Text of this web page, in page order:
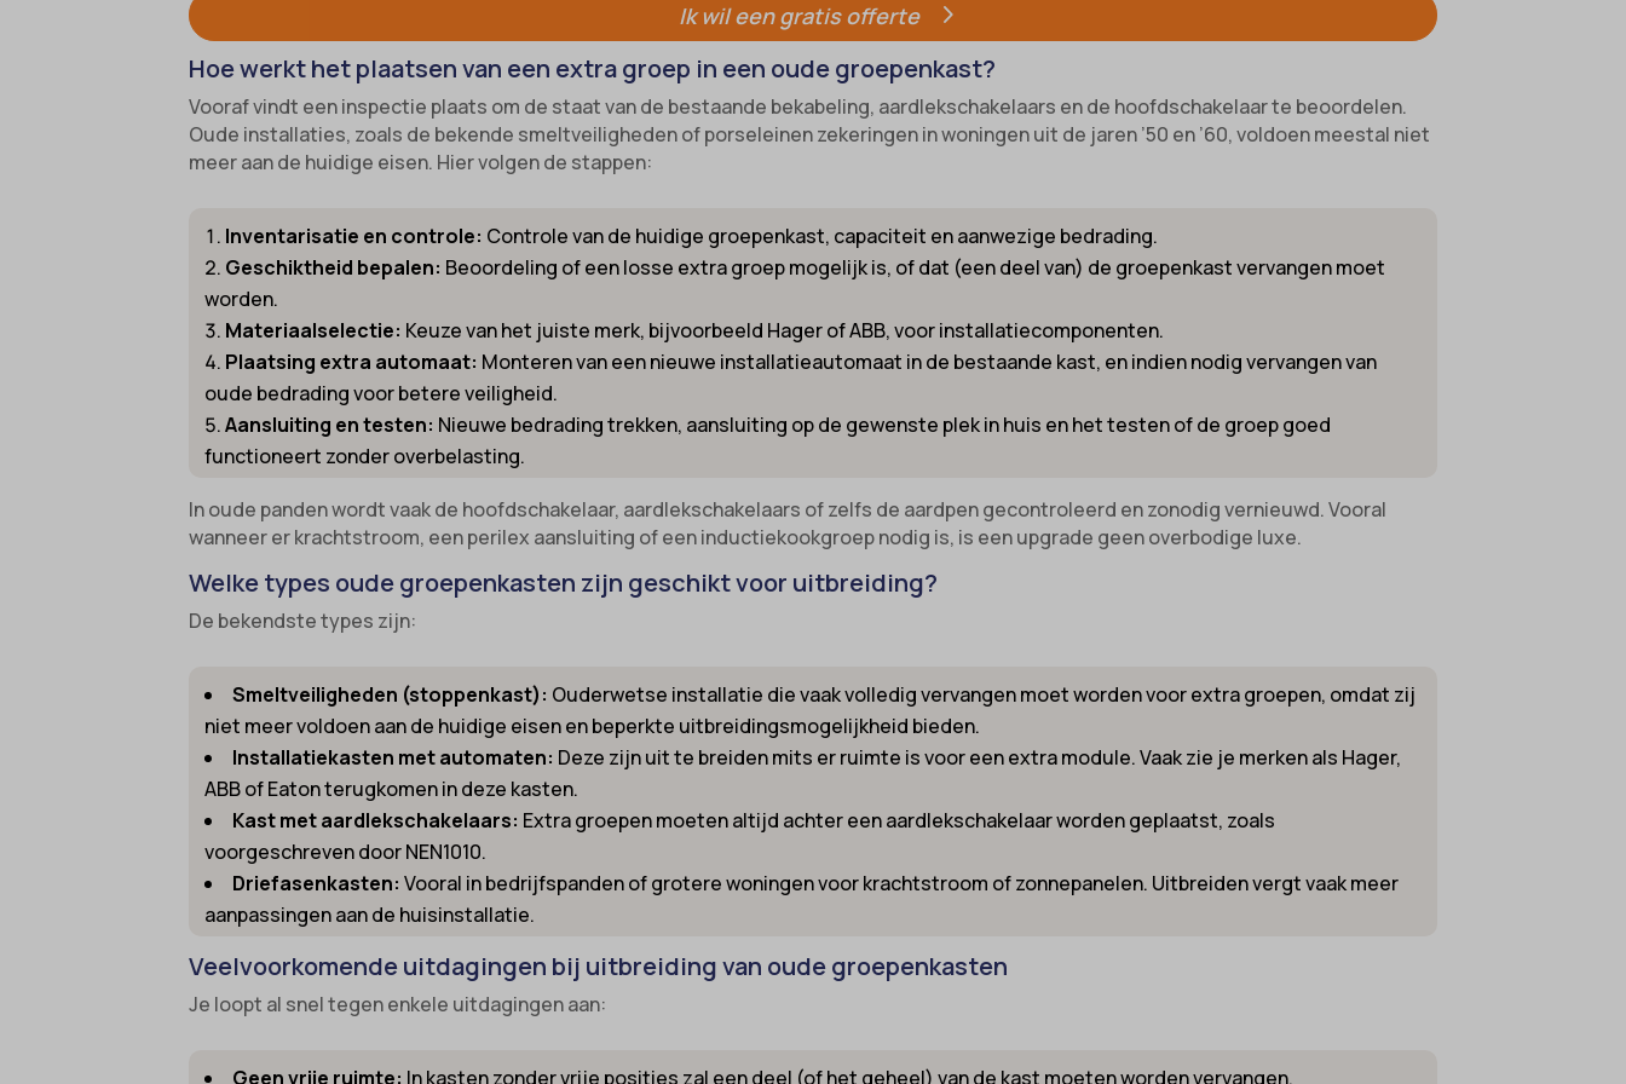
Ik wil een gratis offerte
Hoe werkt het plaatsen van een extra groep in een oude groepenkast?
Vooraf vindt een inspectie plaats om de staat van de bestaande bekabeling, aardlekschakelaars en de hoofdschakelaar te beoordelen.
Oude installaties, zoals de bekende smeltveiligheden of porseleinen zekeringen in woningen uit de jaren ’50 en ’60, voldoen meestal niet
meer aan de huidige eisen. Hier volgen de stappen:
Inventarisatie en controle: Controle van de huidige groepenkast, capaciteit en aanwezige bedrading.
Geschiktheid bepalen: Beoordeling of een losse extra groep mogelijk is, of dat (een deel van) de groepenkast vervangen moet
worden.
Materiaalselectie: Keuze van het juiste merk, bijvoorbeeld Hager of ABB, voor installatiecomponenten.
Plaatsing extra automaat: Monteren van een nieuwe installatieautomaat in de bestaande kast, en indien nodig vervangen van
oude bedrading voor betere veiligheid.
Aansluiting en testen: Nieuwe bedrading trekken, aansluiting op de gewenste plek in huis en het testen of de groep goed
functioneert zonder overbelasting.
In oude panden wordt vaak de hoofdschakelaar, aardlekschakelaars of zelfs de aardpen gecontroleerd en zonodig vernieuwd. Vooral
wanneer er krachtstroom, een perilex aansluiting of een inductiekookgroep nodig is, is een upgrade geen overbodige luxe.
Welke types oude groepenkasten zijn geschikt voor uitbreiding?
De bekendste types zijn:
Smeltveiligheden (stoppenkast): Ouderwetse installatie die vaak volledig vervangen moet worden voor extra groepen, omdat zij
niet meer voldoen aan de huidige eisen en beperkte uitbreidingsmogelijkheid bieden.
Installatiekasten met automaten: Deze zijn uit te breiden mits er ruimte is voor een extra module. Vaak zie je merken als Hager,
ABB of Eaton terugkomen in deze kasten.
Kast met aardlekschakelaars: Extra groepen moeten altijd achter een aardlekschakelaar worden geplaatst, zoals
voorgeschreven door NEN1010.
Driefasenkasten: Vooral in bedrijfspanden of grotere woningen voor krachtstroom of zonnepanelen. Uitbreiden vergt vaak meer
aanpassingen aan de huisinstallatie.
Veelvoorkomende uitdagingen bij uitbreiding van oude groepenkasten
Je loopt al snel tegen enkele uitdagingen aan:
Geen vrije ruimte: In kasten zonder vrije posities zal een deel (of het geheel) van de kast moeten worden vervangen.
cmplz_functional
cmplz_marketing
cmplz_statistics
cookie_notice_accepted
cookieconsent_status
cookielawinfo-checkbox-*
cookieyes-consent
et-editor-available-post-*
et-pb-recent-items-font_family
gdpr_consent
intercom-id-*
intercom-session-*
mhcookie
OptanonConsent
wp-settings-*
wpl_viewed_cookie
mp_*_mixpanel
sajssdk_2015_cross_new_user
uc_user_interaction
_gcl_au
intercom-device-id-*
Deze categorie omvat alle cookies, domeinen en services die niet in de andere specifieke
categorieën vallen of niet duidelijk zijn gecategoriseerd.
Details weergeven
_dd_s
acris_cookie_acc
amp_*
blocksy_cookies_consent_accepted
borlabs-cookie
cb-enabled
cc_cookie_accept
cookie-*
cookies_accepted
domain
et-editing-post-*
et-saved-post*
ezTOC_hidetoc-0